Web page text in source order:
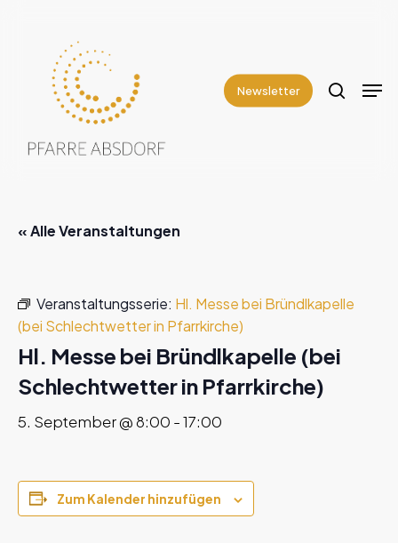
content
Newsletter
« Alle Veranstaltungen
Veranstaltungsserie: Hl. Messe bei Bründlkapelle
(bei Schlechtwetter in Pfarrkirche)
Hl. Messe bei Bründlkapelle (bei
Schlechtwetter in Pfarrkirche)
5. September @ 8:00 -17:00
Zum Kalender hinzufügen
Menu